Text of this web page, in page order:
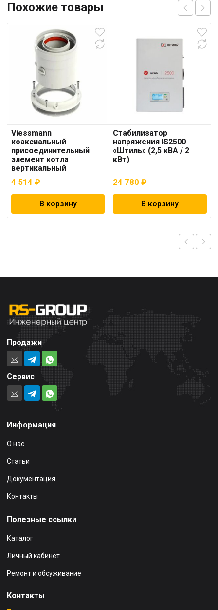
Похожие товары
Viessmann
коаксиальный
присоединительный
элемент котла
вертикальный
4 514 ₽
В корзину
Стабилизатор
напряжения IS2500
«Штиль» (2,5 кВА / 2
кВт)
24 780₽
В корзину
Продажи
Сервис
Информация
О нас
Статьи
Документация
Контакты
Полезные ссылки
Каталог
Личный кабинет
Ремонт и обсуживание
Контакты